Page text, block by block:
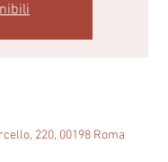
220, 00198 Roma